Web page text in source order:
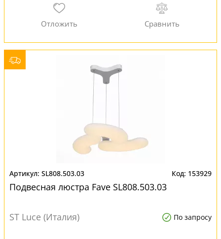
SL808.503.03 153929
Подвесная люстра Fave SL808.503.03
ST Luce (Италия) По запросу